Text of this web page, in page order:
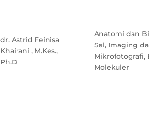
dr. Astrid Feinisa
Khairani , M.Kes.,
Ph.D
Anatomi dan
Sel, Imaging
Mikrofotografi,
Molekuler